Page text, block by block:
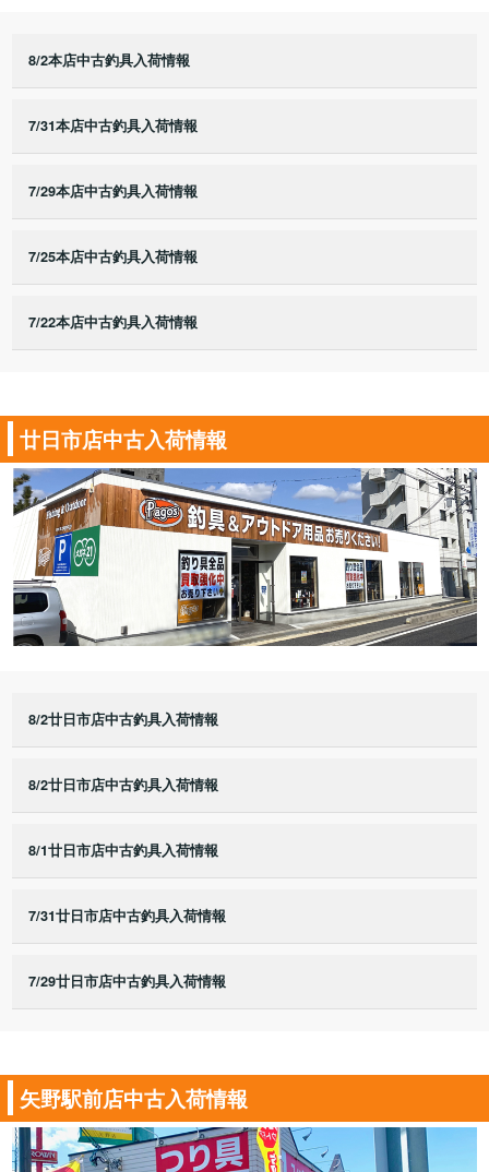
8/2本店中古釣具入荷情報
7/31本店中古釣具入荷情報
7/29本店中古釣具入荷情報
7/25本店中古釣具入荷情報
7/22本店中古釣具入荷情報
廿日市店中古入荷情報
8/2廿日市店中古釣具入荷情報
8/2廿日市店中古釣具入荷情報
8/1廿日市店中古釣具入荷情報
7/31廿日市店中古釣具入荷情報
7/29廿日市店中古釣具入荷情報
矢野駅前店中古入荷情報